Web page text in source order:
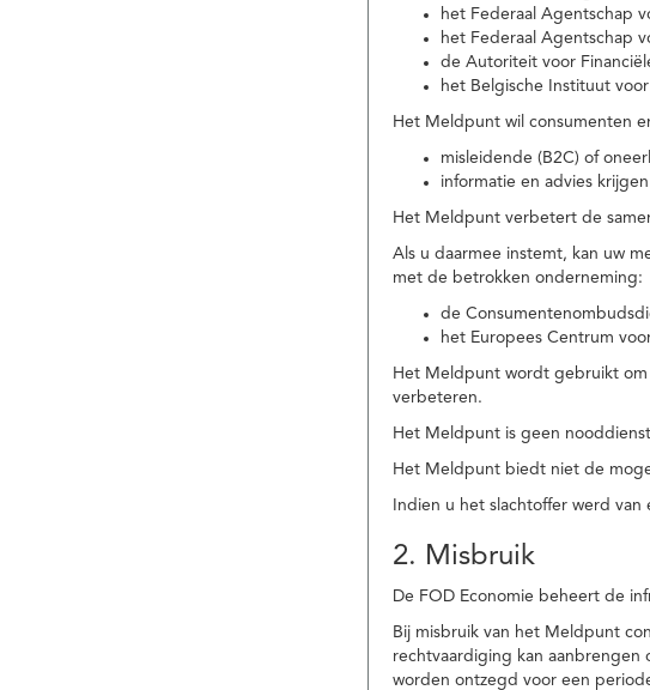
het Federaal Agentschap
het Federaal Agentschap
de Autoriteit voor
het Belgische Instituut
Het Meldpunt wil consumenten
misleidende (B2C) of
informatie en advies
Het Meldpunt verbetert de
Als u daarmee instemt, kan uw
met de betrokken onderneming:
de
het Europees Centrum
Het Meldpunt wordt gebruikt om
verbeteren.
Het Meldpunt is geen
Het Meldpunt biedt niet de
Indien u het slachtoffer werd
2. Misbruik
De FOD Economie beheert de
Bij misbruik van het Meldpunt
rechtvaardiging kan
worden ontzegd voor een